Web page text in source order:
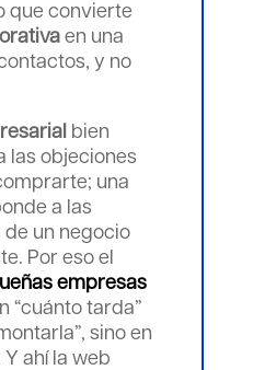
que convierte
en una
y no
bien
las objeciones
una
a las
un negocio
Por eso el
empresas
“cuánto tarda”
sino en
ahí la web